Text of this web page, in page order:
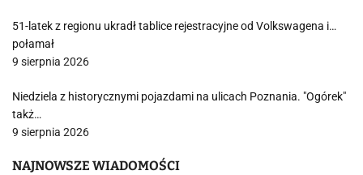
51-latek z regionu ukradł tablice rejestracyjne od Volkswagena i…
połamał
9 sierpnia 2026
Niedziela z historycznymi pojazdami na ulicach Poznania. "Ogórek"
takż…
9 sierpnia 2026
NAJNOWSZE WIADOMOŚCI